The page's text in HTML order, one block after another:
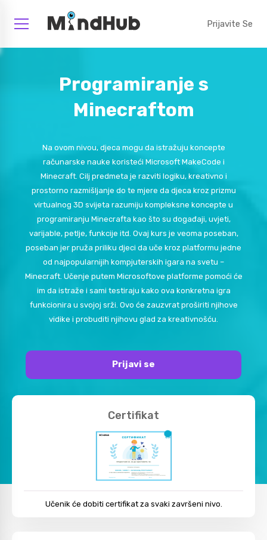
Prijavite Se
Programiranje s
Minecraftom
Na ovom nivou, djeca mogu da istražuju koncepte
računarske nauke koristeći Microsoft MakeCode i
Minecraft. Cilj predmeta je razviti logiku, kreativno i
prostorno razmišljanje do te mjere da djeca kroz prizmu
virtualnog 3D svijeta razumiju kompleksne koncepte u
programiranju Minecrafta kao što su događaji, uvjeti,
varijable, petlje, funkcije itd. Ovaj kurs je veoma poseban,
poseban jer pruža priliku djeci da uče kroz platformu jedne
od najpopularnijih kompjuterskih igara na svetu –
Minecraft. Učenje putem Microsoftove platforme pomoći će
im da istraže i sami testiraju kako ova konkretna igra
funkcionira u svojoj srži. Ovo će zauzvrat proširiti njihove
vidike i probuditi njihovu glad za kreativnošću.
Prijavi se
Certifikat
Učenik će dobiti certifikat za svaki završeni nivo.